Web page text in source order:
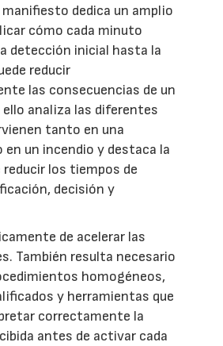
dedica un amplio
cómo cada minuto
detección inicial hasta la
reducir
las consecuencias de un
ello analiza las diferentes
tanto en una
un incendio y destaca la
los tiempos de
decisión y
de acelerar las
También resulta necesario
homogéneos,
y herramientas que
correctamente la
antes de activar cada